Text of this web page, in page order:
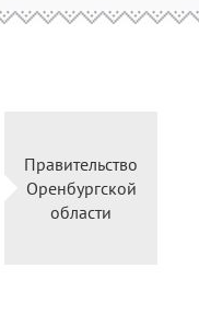
Правительство
Оренбургской
области